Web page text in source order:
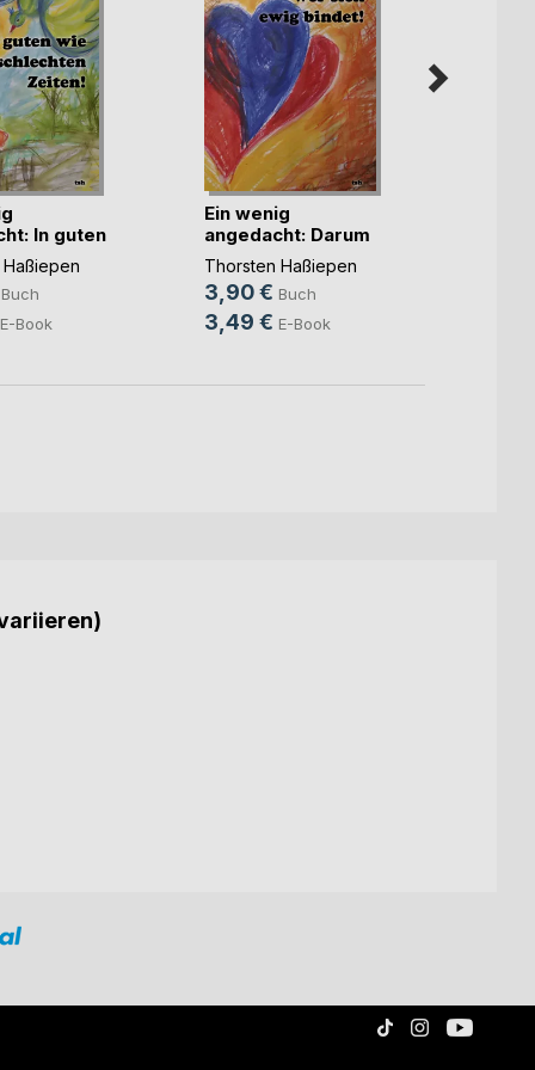
In guten
Buch
E-Book
Ein wenig
angedacht: Darum
prüfe, (...)
Thorsten Haßiepen
3,90 € Buch
3,49 € E-Book